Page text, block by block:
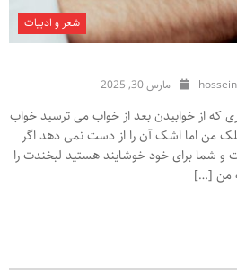
شعر و ادبیات
مارس 30, 2025
که از خوابیدن بعد از خواب می ترسید خواب
من اما اشک آن را از دست نمی دهد اگر
شما برای خود خوشایند هستید لبخندت را
من […]